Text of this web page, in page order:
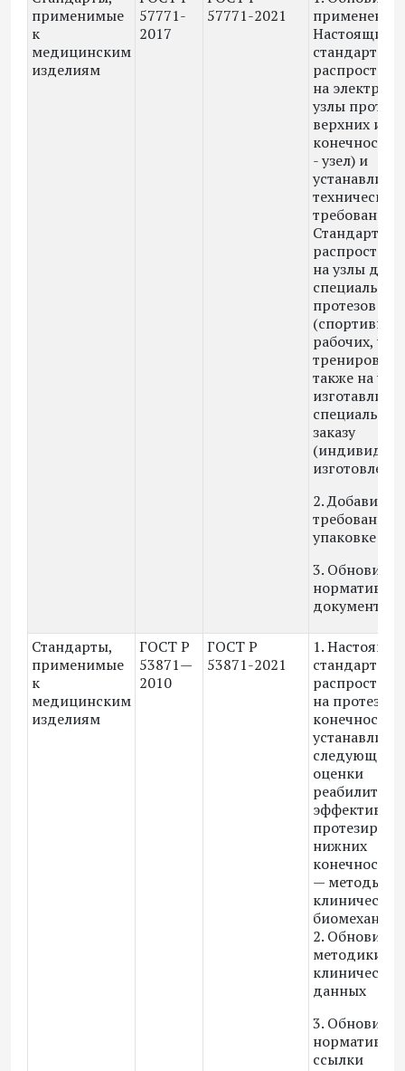
применимые
к
медицинским
изделиям
57771-
2017
57771-2021
применения:
Настоящий
стандарт
на
узлы
верхних и
- узел) и
технические
требования
Стандарт не
на узлы
специальных
протезов
рабочих,
также на
заказу
2. Добавили
требования к
упаковке
3. Обновили
документы
Стандарты,
применимые
к
медицинским
изделиям
ГОСТ Р
53871—
2010
ГОСТ Р
53871-2021
1.
стандарт
на протезы
следующие
оценки
нижних
— методы
2. Обновили
методики
клинических
данных
3. Обновили
ссылки